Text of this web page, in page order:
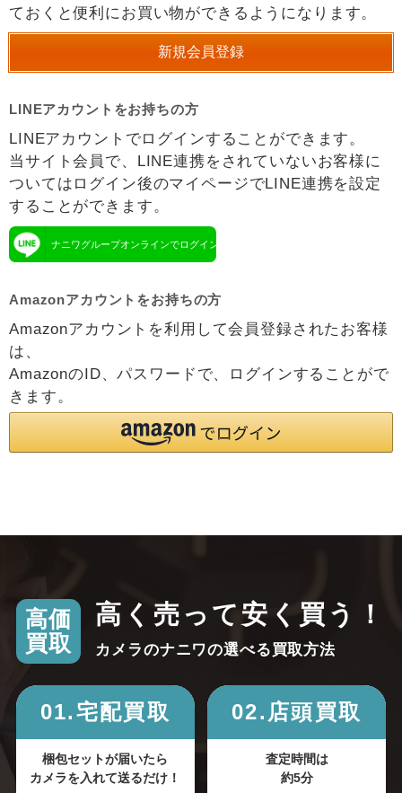
ておくと便利にお買い物ができるようになります。
LINEアカウントをお持ちの方
LINEアカウントでログインすることができます。
当サイト会員で、LINE連携をされていないお客様に
ついてはログイン後のマイページでLINE連携を設定
することができます。
ナニワグループオンラインでログイン
Amazonアカウントをお持ちの方
Amazonアカウントを利用して会員登録されたお客様
は、
AmazonのID、パスワードで、ログインすることがで
きます。
高価
買取
高く売って安く買う！
カメラのナニワの選べる買取方法
01.宅配買取
梱包セットが届いたら
カメラを入れて送るだけ！
02.店頭買取
査定時間は
約5分